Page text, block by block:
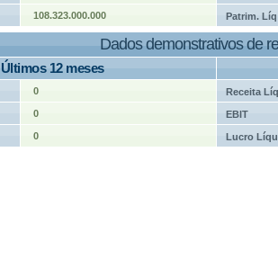
108.323.000.000 Patrim. Líq
Dados demonstrativos de
Últimos 12 meses
0 Receita
0 EBIT
0 Lucro